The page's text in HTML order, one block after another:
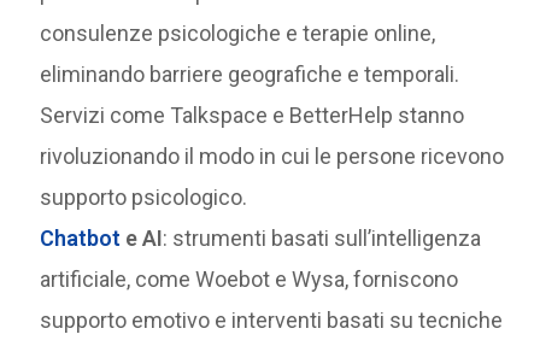
consulenze psicologiche e terapie online,
eliminando barriere geografiche e temporali.
Servizi come Talkspace e BetterHelp stanno
rivoluzionando il modo in cui le persone ricevono
supporto psicologico.
Chatbot e AI: strumenti basati sull’intelligenza
artificiale, come Woebot e Wysa, forniscono
supporto emotivo e interventi basati su tecniche